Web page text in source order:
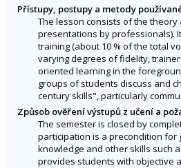
Přístupy, postupy a metody
The lesson consists of the
presentations by professionals).
training (about 10 % of the total
varying degrees of fidelity,
oriented learning in the
groups of students discuss and
century skills", particularly
Způsob ověření výstupů z učení a
The semester is closed by
participation is a precondition for
knowledge and other skills such
provides students with objective